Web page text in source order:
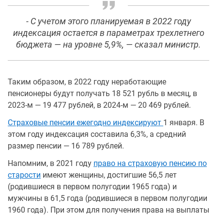
- С учетом этого планируемая в 2022 году
индексация остается в параметрах трехлетнего
бюджета — на уровне 5,9%, — сказал министр.
Таким образом, в 2022 году неработающие
пенсионеры будут получать 18 521 рубль в месяц, в
2023-м — 19 477 рублей, в 2024-м — 20 469 рублей.
Страховые пенсии ежегодно индексируют 1 января. В
этом году индексация составила 6,3%, а средний
размер пенсии — 16 789 рублей.
Напомним, в 2021 году право на страховую пенсию по
старости имеют женщины, достигшие 56,5 лет
(родившиеся в первом полугодии 1965 года) и
мужчины в 61,5 года (родившиеся в первом полугодии
1960 года). При этом для получения права на выплаты